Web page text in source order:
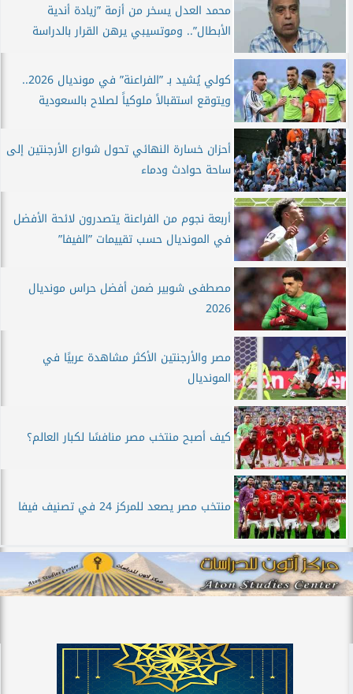
محمد العدل يسخر من أزمة ”زيادة أندية
الأبطال”.. وموتسيبي يرهن القرار بالدراسة
كولي يُشيد بـ ”الفراعنة” في مونديال 2026..
ويتوقع استقبالاً ملوكياً لصلاح بالسعودية
أحزان خسارة النهائي تحول شوارع الأرجنتين إلى
ساحة حوادث ودماء
أربعة نجوم من الفراعنة يتصدرون لائحة الأفضل
في المونديال حسب تقييمات ”الفيفا”
مصطفى شوبير ضمن أفضل حراس مونديال
2026
مصر والأرجنتين الأكثر مشاهدة عربيًا في
المونديال
كيف أصبح منتخب مصر منافسًا لكبار العالم؟
منتخب مصر يصعد للمركز 24 في تصنيف فيفا